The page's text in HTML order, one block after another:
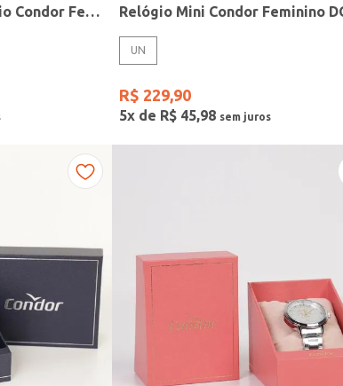
Kit Relógio + Acessório Condor Feminino PRATA
UN
R$ 229,90
5x de R$ 45,98